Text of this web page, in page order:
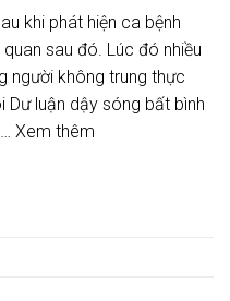
khi phát hiện ca bệnh
sau đó. Lúc đó nhiều
người không trung thực
luận dậy sóng bất bình
Xem thêm